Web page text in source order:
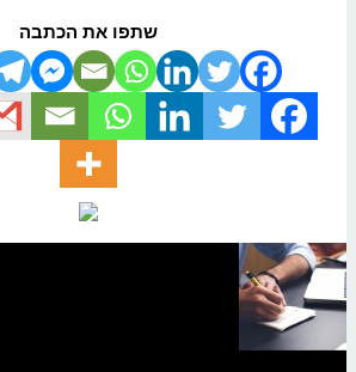
שתפו את הכתבה